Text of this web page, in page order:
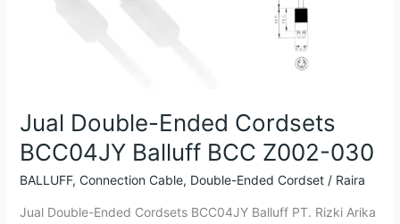
Jual Double-Ended Cordsets
BCC04JY Balluff BCC Z002-030
BALLUFF, Connection Cable, Double-Ended Cordset/ Raira
Jual Double-Ended Cordsets BCC04JY Balluff PT. Rizki Arika